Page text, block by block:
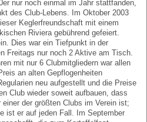
nur noch einmal im Jahr stattfanden,
des Club-Lebens. Im Oktober 2003
Keglerfreundschaft mit einem
Riviera gebührend gefeiert.
Dies war ein Tiefpunkt in der
Freitags nur noch 2 Aktive am Tisch.
mit nur 6 Clubmitgliedern war allen
an alten Gepflogenheiten
neu aufgestellt und die Preise
Club wieder soweit aufbauen, dass
der größten Clubs im Verein ist;
ist er auf jeden Fall. Im September